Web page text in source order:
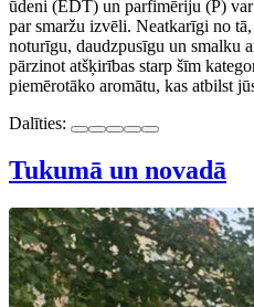
ūdeni (EDT) un parfimēriju (P)
par smaržu izvēli. Neatkarīgi no
noturīgu, daudzpusīgu un smalku
pārzinot atšķirības starp šīm
piemērotāko aromātu, kas atbilst
Dalīties:
Tukumā un novadā